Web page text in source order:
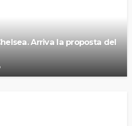
Arriva la proposta del